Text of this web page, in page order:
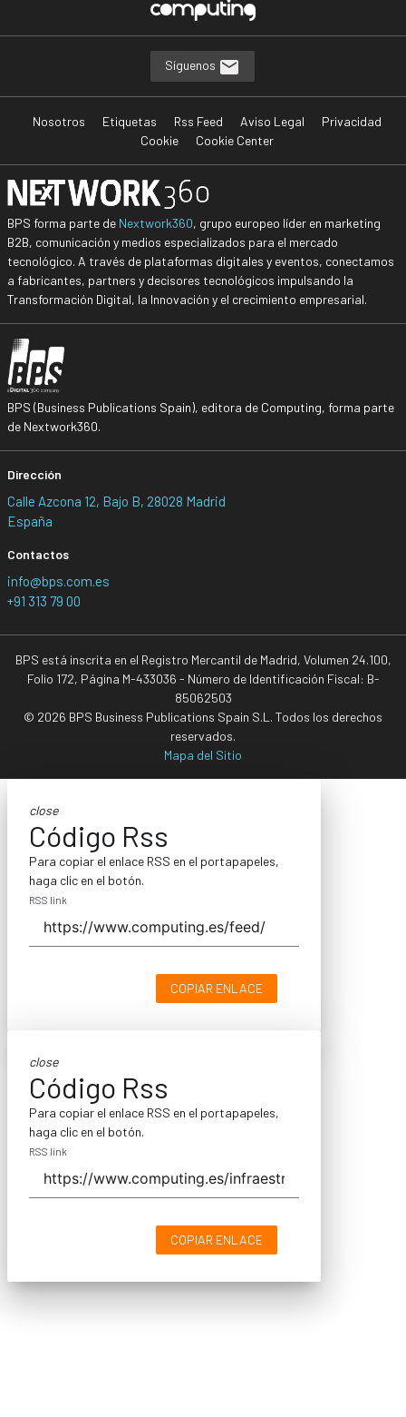
Síguenos
Nosotros Etiquetas Rss Feed Aviso Legal
Privacidad
Cookie
Cookie Center
BPS forma parte de Nextwork360, grupo europeo líder en marketing
B2B, comunicación y medios especializados para el mercado
tecnológico. A través de plataformas digitales y eventos, conectamos
a fabricantes, partners y decisores tecnológicos impulsando la
Transformación Digital, la Innovación y el crecimiento empresarial.
BPS (Business Publications Spain), editora de Computing, forma parte
de Nextwork360.
Dirección
Calle Azcona 12, Bajo B, 28028 Madrid
España
Contactos
info@bps.com.es
+91 313 79 00
BPS está inscrita en el Registro Mercantil de Madrid, Volumen 24.100,
Folio 172, Página M-433036 - Número de Identificación Fiscal: B-
85062503
© 2026 BPS Business Publications Spain S.L. Todos los derechos
reservados.
Mapa del Sitio
close
Código Rss
Para copiar el enlace RSS en el portapapeles,
haga clic en el botón.
RSS link
COPIAR ENLACE
close
Código Rss
Para copiar el enlace RSS en el portapapeles,
haga clic en el botón.
RSS link
COPIAR ENLACE